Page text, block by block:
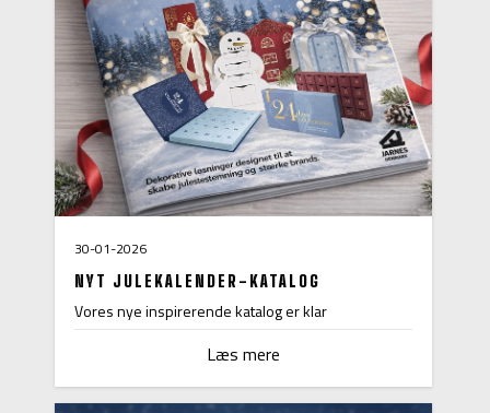
30-01-2026
NYT JULEKALENDER-KATALOG
Vores nye inspirerende katalog er klar
Læs mere